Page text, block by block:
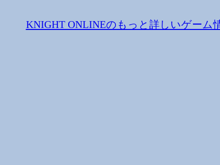
KNIGHT ONLINEのもっと詳しいゲーム